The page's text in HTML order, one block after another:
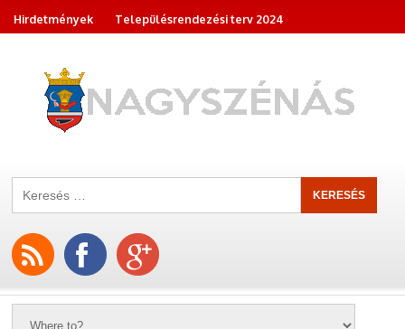
Hirdetmények
Településrendezési terv 2024